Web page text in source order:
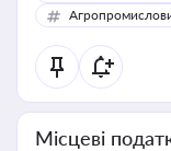
Місцеві